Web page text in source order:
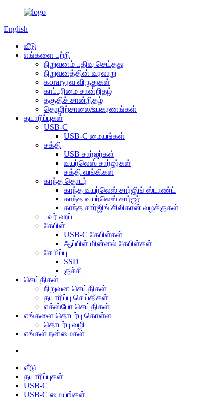
English
வீடு
எங்களை பற்றி
நிறுவனம் பதிவு செய்தது
நிறுவனத்தின் வரலாறு
கoraryரவ விருதுகள்
காப்புரிமை சான்றிதழ்
தகுதிச் சான்றிதழ்
தொழிற்சாலை/உபகரணங்கள்
தயாரிப்புகள்
USB-C
USB-C மையங்கள்
சக்தி
USB சார்ஜர்கள்
வயர்லெஸ் சார்ஜர்கள்
சக்தி வங்கிகள்
காந்த தொடர்
காந்த வயர்லெஸ் சார்ஜிங் ஸ்டாண்ட்
காந்த வயர்லெஸ் சார்ஜர்
காந்த சார்ஜிங் சிலிகான் வழக்குகள்
பவர் ஹப்
கேபிள்
USB-C கேபிள்கள்
ஆப்பிள் மின்னல் கேபிள்கள்
சேமிப்பு
SSD
குச்சி
செய்திகள்
நிறுவன செய்திகள்
தயாரிப்பு செய்திகள்
எக்ஸ்போ செய்திகள்
எங்களை தொடர்பு கொள்ள
தொடர்பு வழி
எங்கள் நன்மைகள்
வீடு
தயாரிப்புகள்
USB-C
USB-C மையங்கள்